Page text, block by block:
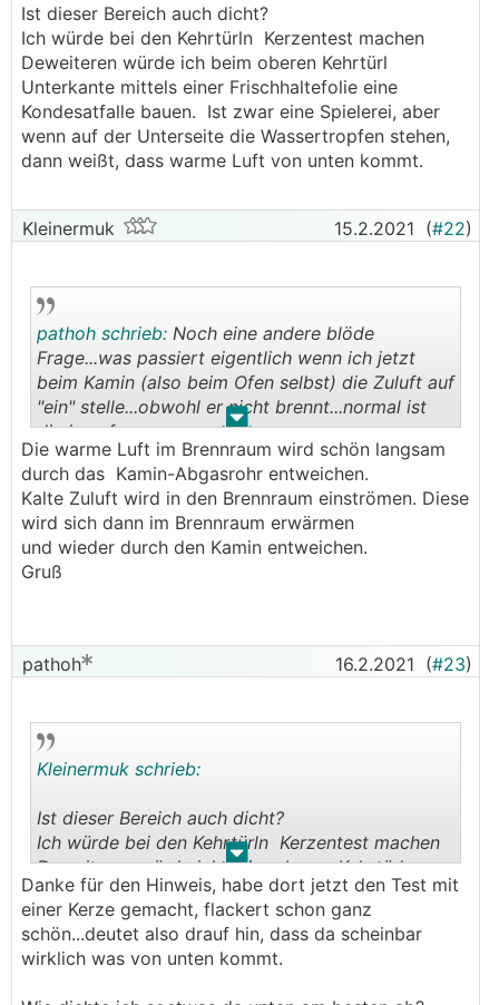
Rauchgas oben unter 50° fällt, wodurch es
kondensiert. So richtig glauben kann ich beides
nicht, denn viele Bekannte von mir haben weder eine
Isolierung oben noch Probleme mit der
"Heiztemperatur"...Wenn wir einheizen, dann
meistens eh über ein paar Stunden...
Verblechung, Glaswolle anbringen? Im Erdgeschoß
habe ich zudem noch unter der Putztür so ein 20x20
zwecks Kondensat...da hat der Hafner jetzt gemeint,
ich soll das mal die nächsten Tage offen lassen, weil
zu wenig Luftbewegung herrscht....
Ich weiß irgendwie nicht mehr weiter, jeder
behauptet was anderes, hat von euch schon mal wer
so ein Problem gehabt und hat hier einen guten Rat?
Bringt das dämmen wirklich so viel? Wäre heute
schon im Baumarkt gewesen für die
Steinwolleplatten von Rockwool...aber da hat mir der
Verkäufer davon abgeraten, da die scheinbar nur
Brandschutz B1 haben?....
Ist dieser Bereich auch dicht?
Ich würde bei den Kehrtürln Kerzentest machen
Deweiteren würde ich beim oberen Kehrtürl
Unterkante mittels einer Frischhaltefolie eine
Kondesatfalle bauen. Ist zwar eine Spielerei, aber
wenn auf der Unterseite die Wassertropfen stehen,
dann weißt, dass warme Luft von unten kommt.
Kleinermuk 15.2.2021 (#22)
. .
pathoh schrieb: Noch eine andere blöde
Frage...was passiert eigentlich wenn ich jetzt
beim Kamin (also beim Ofen selbst) die Zuluft auf
"ein" stelle...obwohl er nicht brennt...normal ist
die ja auf aus...
Die warme Luft im Brennraum wird schön langsam
durch das Kamin-Abgasrohr entweichen.
Kalte Zuluft wird in den Brennraum einströmen. Diese
wird sich dann im Brennraum erwärmen
und wieder durch den Kamin entweichen.
Gruß
pathoh 16.2.2021 (#23)
. .
Kleinermuk schrieb:
Ist dieser Bereich auch dicht?
Ich würde bei den Kehrtürln Kerzentest machen
Deweiteren würde ich beim oberen Kehrtürl
Unterkante mittels einer Frischhaltefolie eine
Kondesatfalle bauen. Ist zwar eine Spielerei,
aber wenn auf der Unterseite die Wassertropfen
stehen, dann weißt, dass warme Luft von unten
Danke für den Hinweis, habe dort jetzt den Test mit
einer Kerze gemacht, flackert schon ganz
schön...deutet also drauf hin, dass da scheinbar
wirklich was von unten kommt.